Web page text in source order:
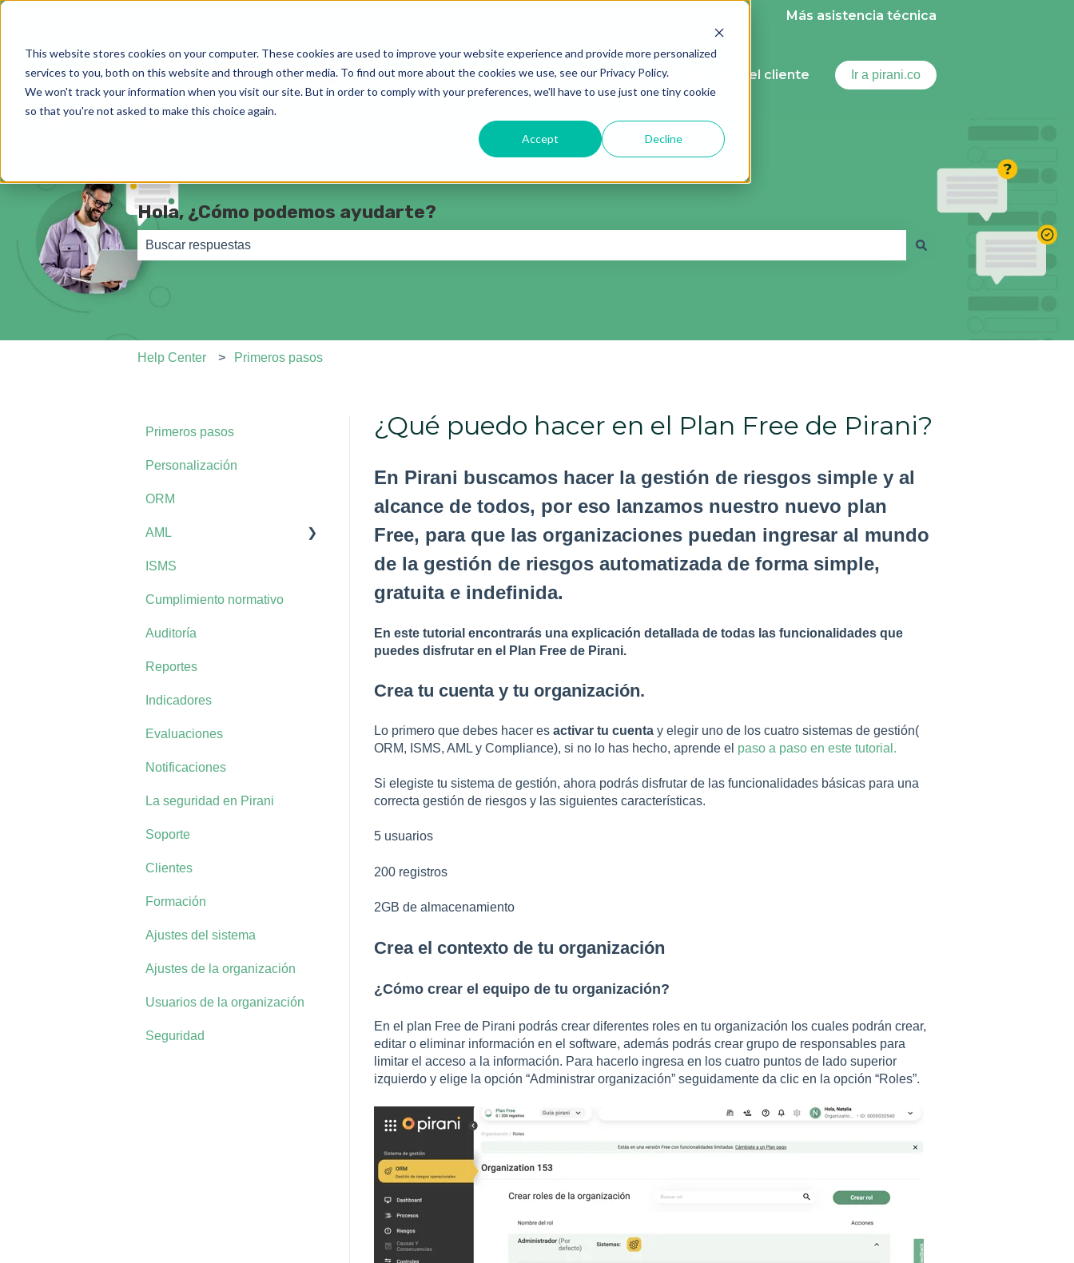
This website stores cookies on your computer. These cookies are used to improve your website experience and provide more personalized
services to you, both on this website and through other media. To find out more about the cookies we use, see our Privacy Policy.
We won't track your information when you visit our site. But in order to comply with your preferences, we'll have to use just one tiny cookie
so that you're not asked to make this choice again.
Accept Decline
Más asistencia técnica
Solicitud de ayuda Ir al portal del cliente Ir a pirani.co
Hola, ¿Cómo podemos ayudarte?
No hay sugerencias porque el campo de búsqueda está vacío.
Help Center Primeros pasos
¿Qué puedo hacer en el Plan Free de Pirani?
En Pirani buscamos hacer la gestión de riesgos simple y al
alcance de todos, por eso lanzamos nuestro nuevo plan
Free, para que las organizaciones puedan ingresar al mundo
de la gestión de riesgos automatizada de forma simple,
gratuita e indefinida.
En este tutorial encontrarás una explicación detallada de todas las funcionalidades que
puedes disfrutar en el Plan Free de Pirani.
Crea tu cuenta y tu organización.
Lo primero que debes hacer es activar tu cuentay elegir uno de los cuatro sistemas de gestión(
ORM, ISMS, AML y Compliance), si no lo has hecho, aprende el paso a paso en este tutorial.
Si elegiste tu sistema de gestión, ahora podrás disfrutar de las funcionalidades básicas para una
correcta gestión de riesgos y las siguientes características.
5 usuarios
200 registros
2GB de almacenamiento
Crea el contexto de tu organización
¿Cómo crear el equipo de tu organización?
En el plan Free de Pirani podrás crear diferentes roles en tu organización los cuales podrán crear,
editar o eliminar información en el software, además podrás crear grupo de responsables para
limitar el acceso a la información. Para hacerlo ingresa en los cuatro puntos de lado superior
izquierdo y elige la opción “Administrar organización” seguidamente da clic en la opción “Roles”.
Primeros pasos
Personalización
ORM
AML
AML+
ISMS
Cumplimiento normativo
Auditoría
Reportes
Indicadores
Evaluaciones
Notificaciones
La seguridad en Pirani
Soporte
Clientes
Formación
Ajustes del sistema
Ajustes de la organización
Usuarios de la organización
Seguridad